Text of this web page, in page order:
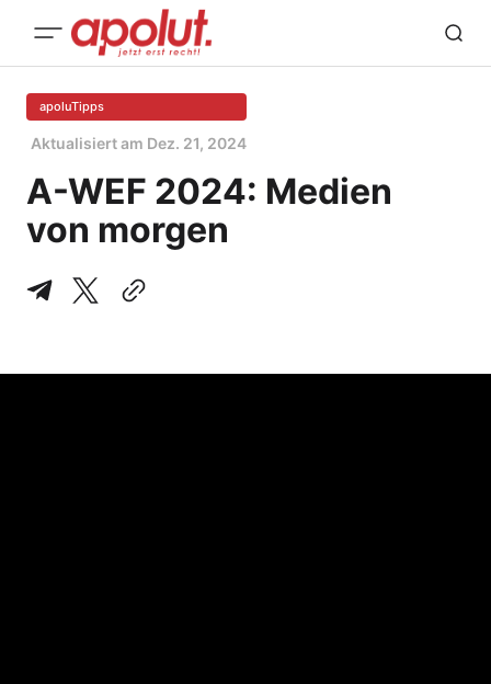
apoluTipps
Aktualisiert am Dez. 21, 2024
A-WEF 2024: Medien
von morgen